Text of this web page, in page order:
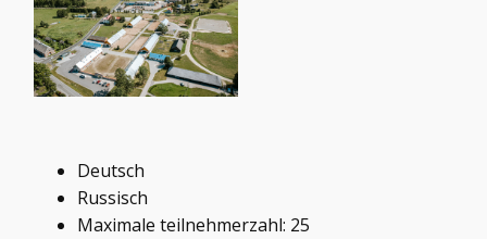
Deutsch
Russisch
Maximale teilnehmerzahl: 25